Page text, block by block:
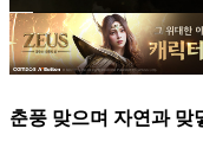
춘풍 맞으며 자연과 맞